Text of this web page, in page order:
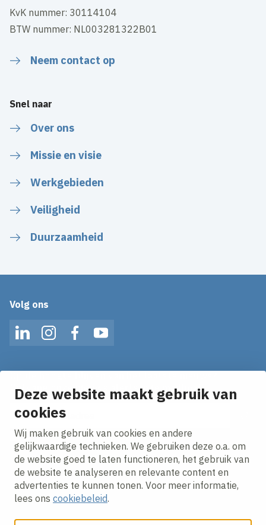
Deze website maakt gebruik van
cookies
Wij maken gebruik van cookies en andere
gelijkwaardige technieken. We gebruiken deze o.a. om
de website goed te laten functioneren, het gebruik van
de website te analyseren en relevante content en
advertenties te kunnen tonen. Voor meer informatie,
lees ons cookiebeleid.
KvK nummer: 30114104
BTW nummer: NL003281322B01
Neem contact op
Snel naar
Over ons
Missie en visie
Werkgebieden
Veiligheid
Duurzaamheid
Volg ons
LinkedInInstagramFacebookYouTube
Ontvang onze nieuws alerts in je mailbox!
E-mailadres
Ik ga akkoord met hetprivacy statement.